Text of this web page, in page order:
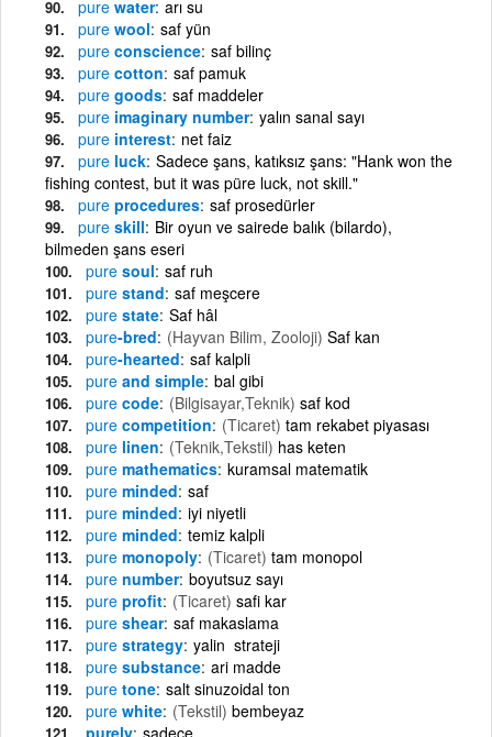
pure water arı su
pure wool saf yün
pure conscience saf bilinç
pure cotton saf pamuk
pure goods saf maddeler
pure imaginary number yalın sanal sayı
pure interest net faiz
pure luck Sadece şans, katıksız şans: "Hank won the
fishing contest, but it was püre luck, not skill."
pure procedures saf prosedürler
pure skill Bir oyun ve sairede balık (bilardo),
bilmeden şans eseri
pure soul saf ruh
pure stand saf meşcere
pure state Saf hâl
pure-bred (Hayvan Bilim, Zooloji) Saf kan
pure-hearted saf kalpli
pure and simple bal gibi
pure code (Bilgisayar,Teknik) saf kod
pure competition (Ticaret) tam rekabet piyasası
pure linen (Teknik,Tekstil) has keten
pure mathematics kuramsal matematik
pure minded saf
pure minded iyi niyetli
pure minded temiz kalpli
pure monopoly (Ticaret) tam monopol
pure number boyutsuz sayı
pure profit (Ticaret) safi kar
pure shear saf makaslama
pure strategy yalin strateji
pure substance ari madde
pure tone salt sinuzoidal ton
pure white (Tekstil) bembeyaz
purely sadece